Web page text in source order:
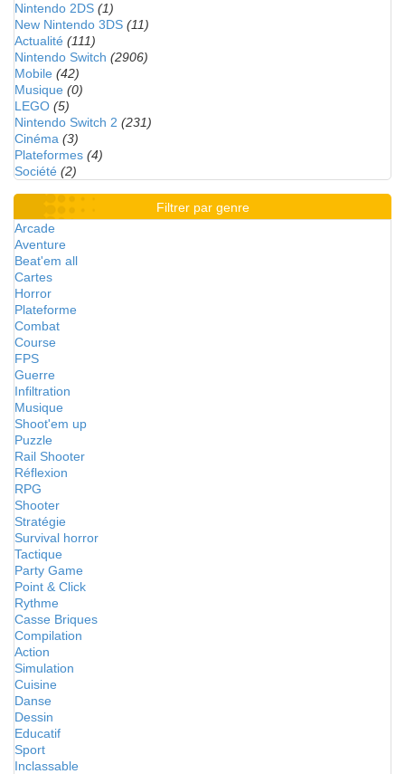
Nintendo 2DS (1)
New Nintendo 3DS (11)
Actualité (111)
Nintendo Switch (2906)
Mobile (42)
Musique (0)
LEGO (5)
Nintendo Switch 2 (231)
Cinéma (3)
Plateformes (4)
Société (2)
Filtrer par genre
Arcade
Aventure
Beat'em all
Cartes
Horror
Plateforme
Combat
Course
FPS
Guerre
Infiltration
Musique
Shoot'em up
Puzzle
Rail Shooter
Réflexion
RPG
Shooter
Stratégie
Survival horror
Tactique
Party Game
Point & Click
Rythme
Casse Briques
Compilation
Action
Simulation
Cuisine
Danse
Dessin
Educatif
Sport
Inclassable